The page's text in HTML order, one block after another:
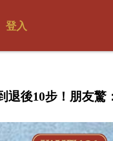
登入
退後10步！朋友驚